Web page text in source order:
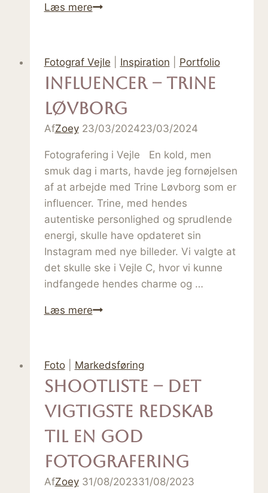
Læs mereMusik
portrætter
af
lydterapi
nærvær
Fotograf Vejle Inspiration Portfolio
Influencer – Trine
Løvborg
AfZoey 23/03/202423/03/2024
Fotografering i Vejle En kold, men
smuk dag i marts, havde jeg fornøjelsen
af at arbejde med Trine Løvborg som er
influencer. Trine, med hendes
autentiske personlighed og sprudlende
energi, skulle have opdateret sin
Instagram med nye billeder. Vi valgte at
det skulle ske i Vejle C, hvor vi kunne
indfangede hendes charme og …
Læs mereInfluencer
Foto| Markedsføring
Shootliste – det
vigtigste redskab
til en god
fotografering
AfZoey 31/08/202331/08/2023